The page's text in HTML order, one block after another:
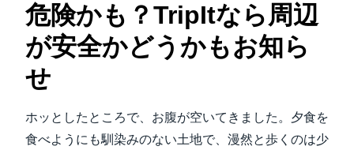
危険かも？TripItなら周辺
が安全かどうかもお知ら
せ
ホッとしたところで、お腹が空いてきました。夕食を
食べようにも馴染みのない土地で、漫然と歩くのは少